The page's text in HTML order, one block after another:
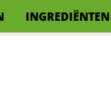
INGREDIËNTEN